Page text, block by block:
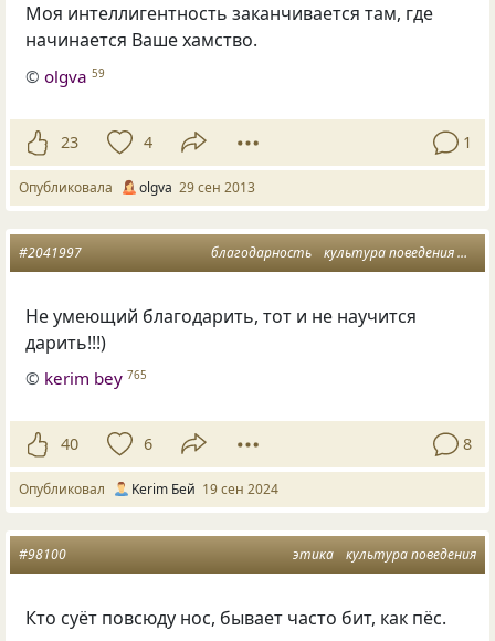
Моя интеллигентность заканчивается там, где
начинается Ваше хамство.
©olgva 59
23 4 1
Опубликовала olgva 29 сен 2013
благодарность культура поведения
#2041997
Не умеющий благодарить, тот и не научится
дарить!!!)
© kerim bey 765
40 6 8
Опубликовал Kerim Бей 19 сен 2024
этика культура поведения
#98100
Кто суёт повсюду нос, бывает часто бит, как пёс.